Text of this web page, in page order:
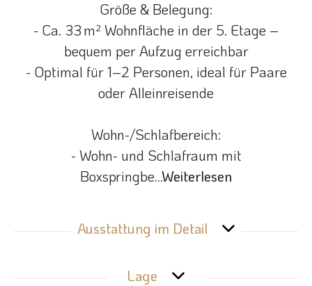
Größe & Belegung:
- Ca. 33 m² Wohnfläche in der 5. Etage –
bequem per Aufzug erreichbar
- Optimal für 1–2 Personen, ideal für Paare
oder Alleinreisende
Wohn-/Schlafbereich:
- Wohn- und Schlafraum mit
Boxspringbe...Weiterlesen
Ausstattung im Detail
Lage